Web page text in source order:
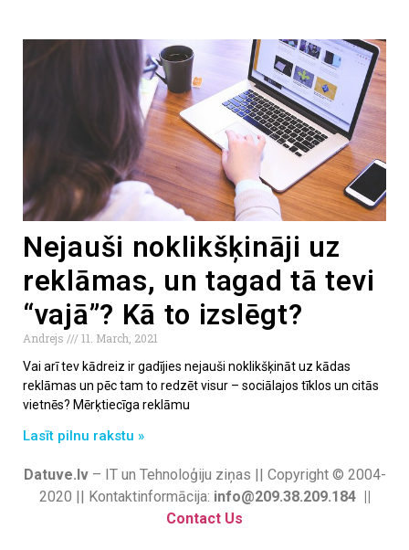
Nejauši noklikšķināji uz
reklāmas, un tagad tā tevi
“vajā”? Kā to izslēgt?
Andrejs
11. March, 2021
Vai arī tev kādreiz ir gadījies nejauši noklikšķināt uz kādas
reklāmas un pēc tam to redzēt visur – sociālajos tīklos un citās
vietnēs? Mērķtiecīga reklāmu
Lasīt pilnu rakstu »
Datuve.lv– IT un Tehnoloģiju ziņas || Copyright © 2004-
2020 || Kontaktinformācija: info@209.38.209.184 ||
Contact Us